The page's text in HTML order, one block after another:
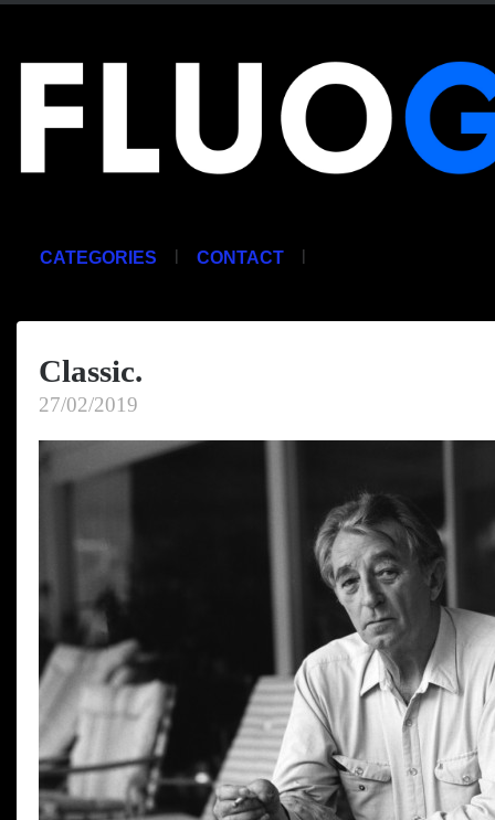
CATEGORIES | CONTACT |
Classic.
27/02/2019